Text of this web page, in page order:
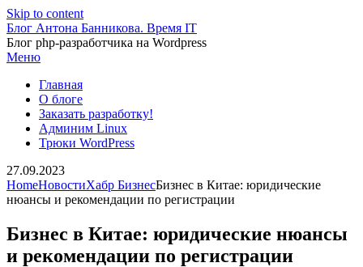
Skip to content
Блог Антона Банникова. Время IT
Блог php-разработчика на Wordpress
Меню
Главная
О блоге
Заказать разработку!
Админим Linux
Трюки WordPress
27.09.2023
HomeНовостиХабр БизнесБизнес в Китае: юридические
нюансы и рекомендации по регистрации
Бизнес в Китае: юридические нюансы
и рекомендации по регистрации